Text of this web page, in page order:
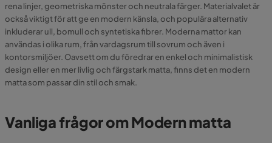
rena linjer, geometriska mönster och neutrala färger. Materialvalet är
också viktigt för att ge en modern känsla, och populära alternativ
inkluderar ull, bomull och syntetiska fibrer. Moderna mattor kan
användas i olika rum, från vardagsrum till sovrum och även i
kontorsmiljöer. Oavsett om du föredrar en enkel och minimalistisk
design eller en mer livlig och färgstark matta, finns det en modern
matta som passar din stil och smak.
Vanliga frågor om Modern matta